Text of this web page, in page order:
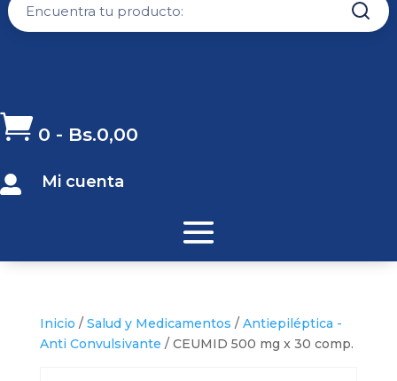
 0 - Bs.0,00
 Mi cuenta
Inicio / Salud y Medicamentos / Antiepiléptica -
Anti Convulsivante / CEUMID 500 mg x 30 comp.